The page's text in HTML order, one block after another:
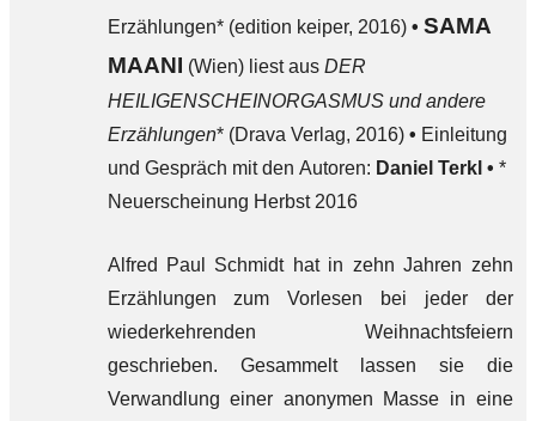
Erzählungen* (edition keiper, 2016)• SAMA
MAANI (Wien) liest aus DER
HEILIGENSCHEINORGASMUS und andere
Erzählungen* (Drava Verlag, 2016)• Einleitung
und Gespräch mit den Autoren: Daniel Terkl • *
Neuerscheinung Herbst 2016
Alfred Paul Schmidt hat in zehn Jahren zehn
Erzählungen zum Vorlesen bei jeder der
wiederkehrenden Weihnachtsfeiern
geschrieben. Gesammelt lassen sie die
Verwandlung einer anonymen Masse in eine